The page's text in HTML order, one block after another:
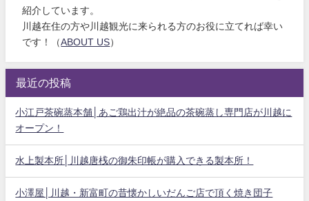
紹介しています。
川越在住の方や川越観光に来られる方のお役に立てれば幸い
です！（ ABOUT US）
最近の投稿
小江戸茶碗蒸本舗│あご鶏出汁が絶品の茶碗蒸し専門店が川越に
オープン！
水上製本所│川越唐桟の御朱印帳が購入できる製本所！
小澤屋│川越・新富町の昔懐かしいだんご店で頂く焼き団子